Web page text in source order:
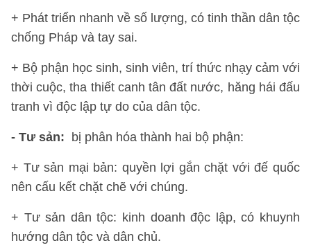
+ Phát triển nhanh về số lượng, có tinh thần dân tộc
chống Pháp và tay sai.
+ Bộ phận học sinh, sinh viên, trí thức nhạy cảm với
thời cuộc, tha thiết canh tân đất nước, hăng hái đấu
tranh vì độc lập tự do của dân tộc.
- Tư sản: bị phân hóa thành hai bộ phận:
+ Tư sản mại bản: quyền lợi gắn chặt với đế quốc
nên cấu kết chặt chẽ với chúng.
+ Tư sản dân tộc: kinh doanh độc lập, có khuynh
hướng dân tộc và dân chủ.